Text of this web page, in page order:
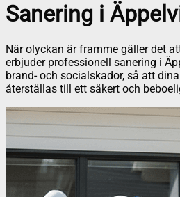
Sanering i
När olyckan är framme gäller det
erbjuder professionell sanering i
brand- och socialskador, så att
återställas till ett säkert och